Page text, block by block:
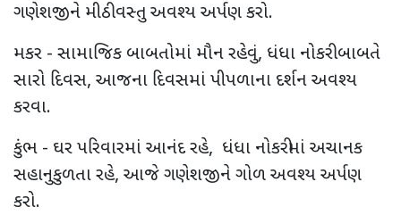
ગણેશજીને મીઠી વસ્તુ અવશ્ય અર્પણ કરો.
મકર - સામાજિક બાબતોમાં મૌન રહેવું, ધંધા નોકરી બાબતે
સારો દિવસ, આજના દિવસમાં પીપળાના દર્શન અવશ્ય
કરવા.
કુંભ - ઘર પરિવારમાં આનંદ રહે, ધંધા નોકરીમાં અચાનક
સહાનુકુળતા રહે, આજે ગણેશજીને ગોળ અવશ્ય અર્પણ
કરો.